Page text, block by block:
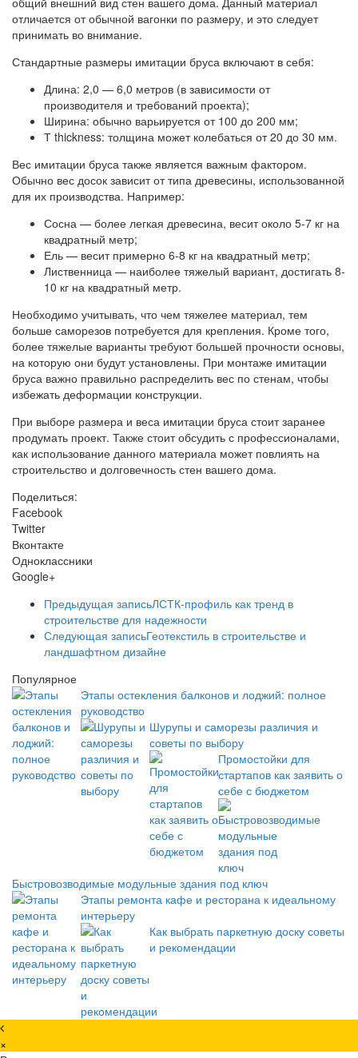
отличается от обычной вагонки по размеру, и это следует
принимать во внимание.
Стандартные размеры имитации бруса включают в себя:
Длина: 2,0 — 6,0 метров (в зависимости от
производителя и требований проекта);
Ширина: обычно варьируется от 100 до 200 мм;
Т thickness: толщина может колебаться от 20 до 30 мм.
Вес имитации бруса также является важным фактором.
Обычно вес досок зависит от типа древесины, использованной
для их производства. Например:
Сосна — более легкая древесина, весит около 5-7 кг на
квадратный метр;
Ель — весит примерно 6-8 кг на квадратный метр;
Лиственница — наиболее тяжелый вариант, достигать 8-
10 кг на квадратный метр.
Необходимо учитывать, что чем тяжелее материал, тем
больше саморезов потребуется для крепления. Кроме того,
более тяжелые варианты требуют большей прочности основы,
на которую они будут установлены. При монтаже имитации
бруса важно правильно распределить вес по стенам, чтобы
избежать деформации конструкции.
При выборе размера и веса имитации бруса стоит заранее
продумать проект. Также стоит обсудить с профессионалами,
как использование данного материала может повлиять на
строительство и долговечность стен вашего дома.
Поделиться:
Facebook
Twitter
Вконтакте
Одноклассники
Google+
Предыдущая записьЛСТК-профиль как тренд в
строительстве для надежности
Следующая записьГеотекстиль в строительстве и
ландшафтном дизайне
Популярное
Этапы остекления балконов и лоджий: полное
руководство
Шурупы и саморезы различия и
советы по выбору
Промостойки для
стартапов как заявить о
себе с бюджетом
Быстровозводимые модульные здания под ключ
Этапы ремонта кафе и ресторана к идеальному
интерьеру
Как выбрать паркетную доску советы
и рекомендации
×